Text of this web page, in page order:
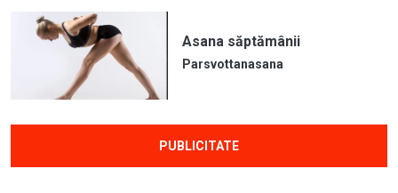
Asana săptămânii
Parsvottanasana
PUBLICITATE